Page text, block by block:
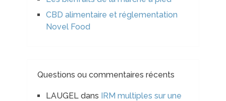
CBD alimentaire et réglementation
Novel Food
Questions ou commentaires récents
LAUGELdans IRM multiples sur une